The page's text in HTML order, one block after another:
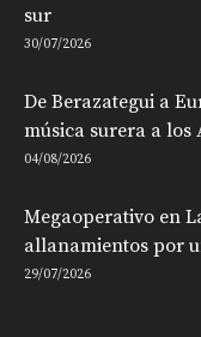
sur
30/07/2026
De Berazategui a
música surera a los
04/08/2026
Megaoperativo en
allanamientos por
29/07/2026